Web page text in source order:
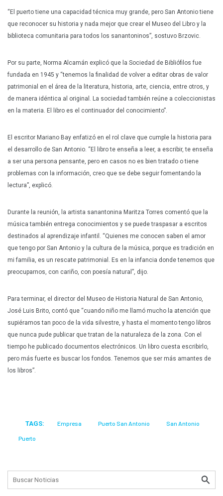
“El puerto tiene una capacidad técnica muy grande, pero San Antonio tiene
que reconocer su historia y nada mejor que crear el Museo del Libro y la
biblioteca comunitaria para todos los sanantoninos”, sostuvo Brzovic.
Por su parte, Norma Alcamán explicó que la Sociedad de Bibliófilos fue
fundada en 1945 y “tenemos la finalidad de volver a editar obras de valor
patrimonial en el área de la literatura, historia, arte, ciencia, entre otros, y
de manera idéntica al original. La sociedad también reúne a coleccionistas
en la materia. El libro es el continuador del conocimiento”.
El escritor Mariano Bay enfatizó en el rol clave que cumple la historia para
el desarrollo de San Antonio. “El libro te enseña a leer, a escribir, te enseña
a ser una persona pensante, pero en casos no es bien tratado o tiene
problemas con la información, creo que se debe seguir fomentando la
lectura”, explicó.
Durante la reunión, la artista sanantonina Maritza Torres comentó que la
música también entrega conocimientos y se puede traspasar a escritos
destinados al aprendizaje infantil. “Quienes me conocen saben el amor
que tengo por San Antonio y la cultura de la música, porque es tradición en
mi familia, es un rescate patrimonial. Es en la infancia donde tenemos que
preocuparnos, con cariño, con poesía natural”, dijo.
Para terminar, el director del Museo de Historia Natural de San Antonio,
José Luis Brito, contó que “cuando niño me llamó mucho la atención que
supiéramos tan poco de la vida silvestre, y hasta el momento tengo libros
que nunca pude publicar que tratan de la naturaleza de la zona. Con el
tiempo he publicado documentos electrónicos. Un libro cuesta escribirlo,
pero más fuerte es buscar los fondos. Tenemos que ser más amantes de
los libros”.
TAGS: Empresa Puerto San Antonio San Antonio
Puerto